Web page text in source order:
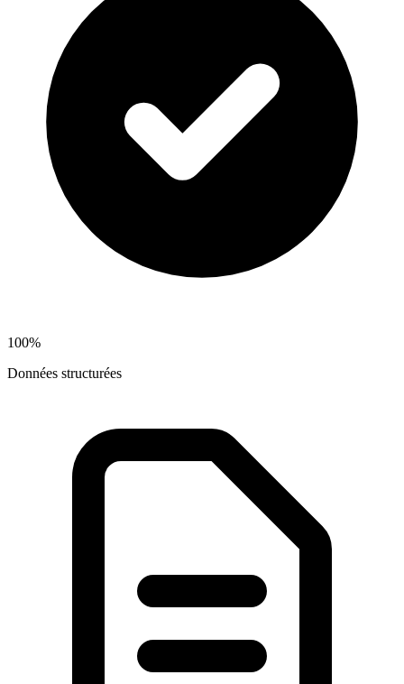
100%
Données structurées